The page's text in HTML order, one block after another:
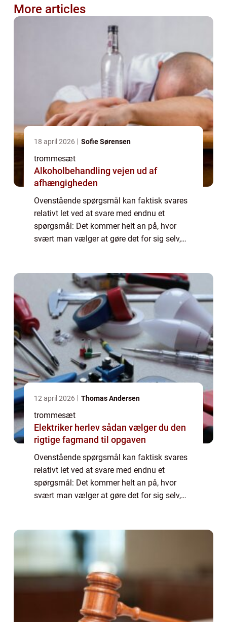
More articles
18 april 2026 Sofie Sørensen
trommesæt
Alkoholbehandling vejen ud af
afhængigheden
Ovenstående spørgsmål kan faktisk svares
relativt let ved at svare med endnu et
spørgsmål: Det kommer helt an på, hvor
svært man vælger at gøre det for sig selv,
12 april 2026 Thomas Andersen
trommesæt
Elektriker herlev sådan vælger du den
rigtige fagmand til opgaven
Ovenstående spørgsmål kan faktisk svares
relativt let ved at svare med endnu et
spørgsmål: Det kommer helt an på, hvor
svært man vælger at gøre det for sig selv,